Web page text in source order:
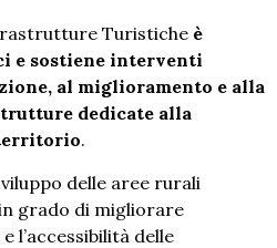
Turistiche è
e sostiene interventi
al miglioramento e alla
dedicate alla
.
delle aree rurali
grado di migliorare
l’accessibilità delle